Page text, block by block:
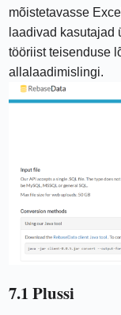
mõistetavasse
laadivad kasutajad
tööriist teisenduse
allalaadimislingi.
7.1 Plussi